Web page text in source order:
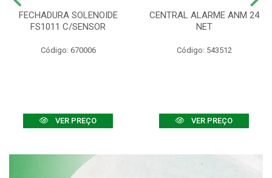
FECHADURA SOLENOIDE
FS1011 C/SENSOR
Código: 670006
VER PREÇO
CENTRAL ALARME ANM 24
NET
Código: 543512
VER PREÇO